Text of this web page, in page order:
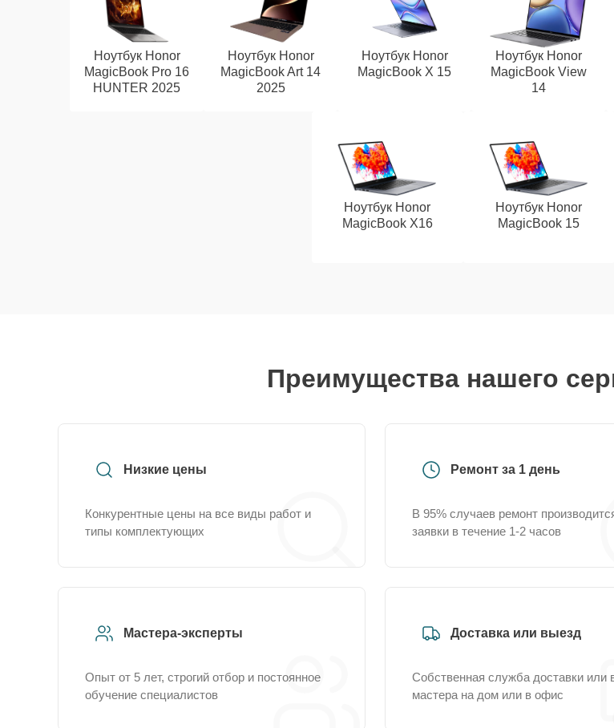
Ноутбук Honor
MagicBook Pro 16
HUNTER 2025
Ноутбук Honor
MagicBook Art 14
2025
Ноутбук Honor
MagicBook X 15
Ноутбук Honor
MagicBook View
14
Ноутбук Honor
MagicBook X16
Ноутбук Honor
MagicBook 15
Преимущества нашего
Низкие цены
Конкурентные цены на все виды работ и
типы комплектующих
Ремонт за 1 день
В 95% случаев ремонт
заявки в течение 1-2 часов
Мастера-эксперты
Опыт от 5 лет, строгий отбор и постоянное
обучение специалистов
Доставка или выезд
Собственная служба доставки или
мастера на дом или в офис